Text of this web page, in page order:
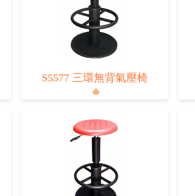
S5577 三環無背氣壓椅